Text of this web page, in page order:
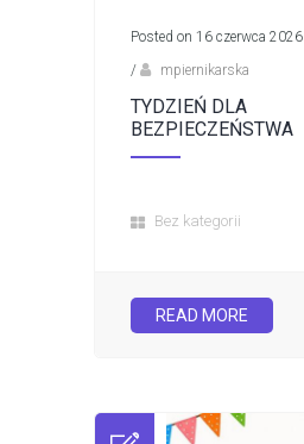
Posted on 16 czerwca 2026
/
mpiernikarska
TYDZIEŃ DLA
BEZPIECZEŃSTWA
Bez kategorii
READ MORE